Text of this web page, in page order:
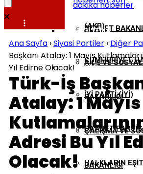
(AKP)
CUMHURIYET
İYI PARTI (İYİ)
SAADET
HALKLARIN
ADALET
AILE VE
BAKANLIĞI
ÇALIŞMA VE
BAKANLIĞI
DIŞ POLITIKA
EKONOMI
GÜNDEM
TBMM
Ana Sayfa ›Siyasi Partiler › Diğer
Başkanı Atalay: 1 Mayıs
Yıl Edirne Olacak!
Türk-İş
Atalay: 1 Mayıs
Adresi Bu Yıl
Olacak!